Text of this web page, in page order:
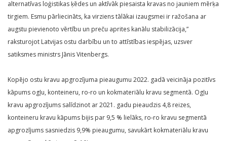
alternatīvas loģistikas ķēdes un aktīvāk piesaista kravas no jauniem mērķa
tirgiem. Esmu pārliecināts, ka virziens tālākai izaugsmei ir ražošana ar
augstu pievienoto vērtību un preču aprites kanālu stabilizācija,”
raksturojot Latvijas ostu darbību un to attīstības iespējas, uzsver
satiksmes ministrs Jānis Vitenbergs.
Kopējo ostu kravu apgrozījuma pieaugumu 2022. gadā veicināja pozitīvs
kāpums ogļu, konteineru, ro-ro un kokmateriālu kravu segmentā. Ogļu
kravu apgrozījums salīdzinot ar 2021. gadu pieaudzis 4,8 reizes,
konteineru kravu kāpums bijis par 9,5 % lielāks, ro-ro kravu segmentā
apgrozījums sasniedzis 9,9% pieaugumu, savukārt kokmateriālu kravu